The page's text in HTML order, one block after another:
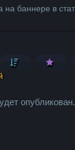
на баннере в
опубликован.